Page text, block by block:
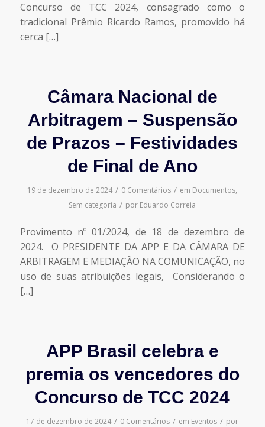
Concurso de TCC 2024, consagrado como o
tradicional Prêmio Ricardo Ramos, promovido há
cerca […]
Câmara Nacional de
Arbitragem – Suspensão
de Prazos – Festividades
de Final de Ano
19 de dezembro de 2024 / 0 Comentários / em Documentos,
Sem categoria / por Eduardo Correia
Provimento nº 01/2024, de 18 de dezembro de
2024. O PRESIDENTE DA APP E DA CÂMARA DE
ARBITRAGEM E MEDIAÇÃO NA COMUNICAÇÃO, no
uso de suas atribuições legais, Considerando o
[…]
APP Brasil celebra e
premia os vencedores do
Concurso de TCC 2024
17 de dezembro de 2024 / 0 Comentários / em Eventos / por